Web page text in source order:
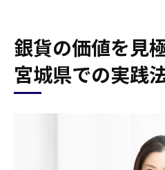
銀貨の価値を見
宮城県での実践